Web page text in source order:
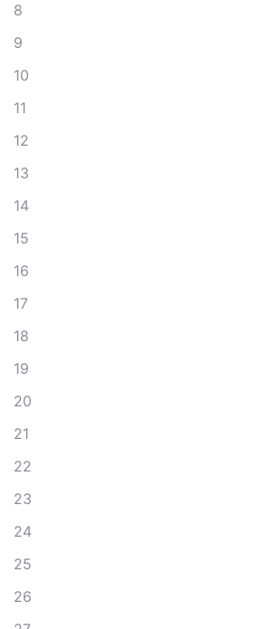
8
9
10
11
12
13
14
15
16
17
18
19
20
21
22
23
24
25
26